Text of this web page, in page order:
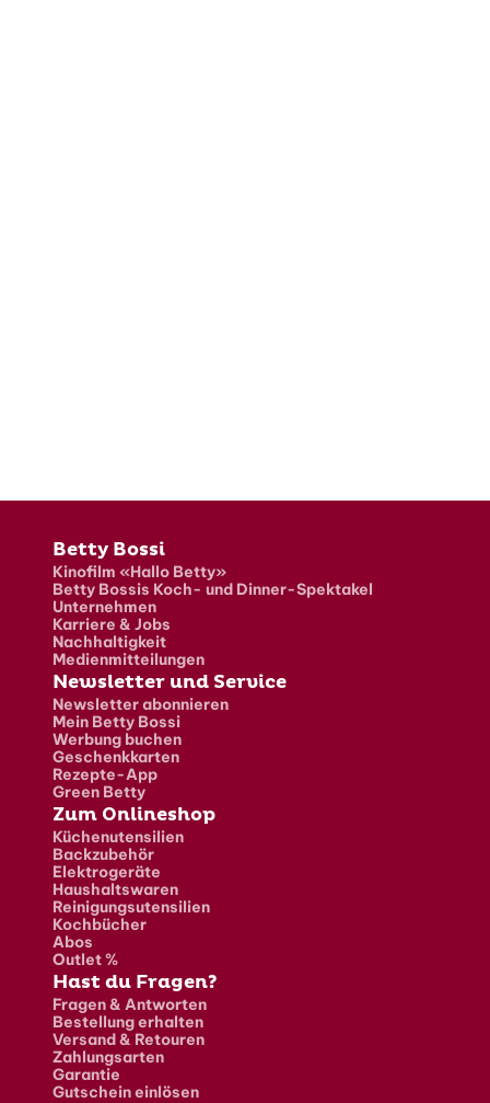
Fusszeile
Betty Bossi
Kinofilm «Hallo Betty»
Betty Bossis Koch- und Dinner-Spektakel
Unternehmen
Karriere & Jobs
Nachhaltigkeit
Medienmitteilungen
Newsletter und Service
Newsletter abonnieren
Mein Betty Bossi
Werbung buchen
Geschenkkarten
Rezepte-App
Green Betty
Zum Onlineshop
Küchenutensilien
Backzubehör
Elektrogeräte
Haushaltswaren
Reinigungsutensilien
Kochbücher
Abos
Outlet %
Hast du Fragen?
Fragen & Antworten
Bestellung erhalten
Versand & Retouren
Zahlungsarten
Garantie
Gutschein einlösen